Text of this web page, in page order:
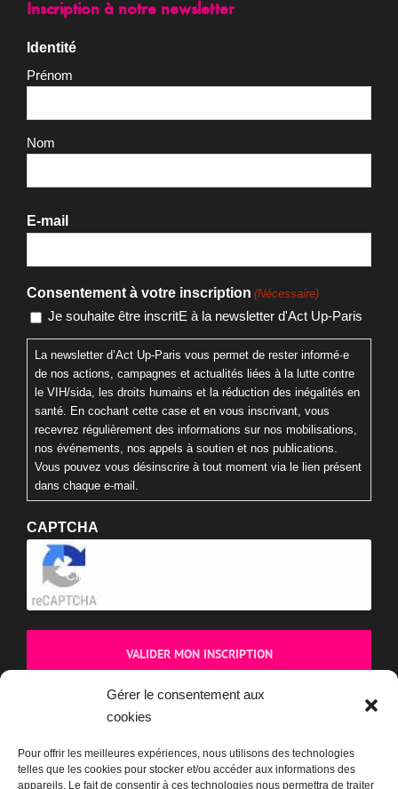
Gérer le consentement aux
cookies
Pour offrir les meilleures expériences, nous utilisons des technologies
telles que les cookies pour stocker et/ou accéder aux informations des
appareils. Le fait de consentir à ces technologies nous permettra de traiter
Inscription à notre newsletter
Identité
Prénom
Nom
E-mail
Consentement à votre inscription (Nécessaire)
Je souhaite être inscritE à la newsletter d'Act Up-Paris
La newsletter d’Act Up-Paris vous permet de rester informé·e
de nos actions, campagnes et actualités liées à la lutte contre
le VIH/sida, les droits humains et la réduction des inégalités en
santé. En cochant cette case et en vous inscrivant, vous
recevrez régulièrement des informations sur nos mobilisations,
nos événements, nos appels à soutien et nos publications.
Vous pouvez vous désinscrire à tout moment via le lien présent
dans chaque e-mail.
CAPTCHA
Cliquez pour accepter la validation reCaptcha.
BOUTIQUE